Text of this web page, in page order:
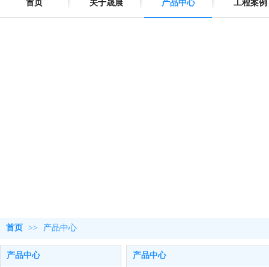
首页 关于晟晨 产品中心 工程案例
首页 >> 产品中心
产品中心 产品中心